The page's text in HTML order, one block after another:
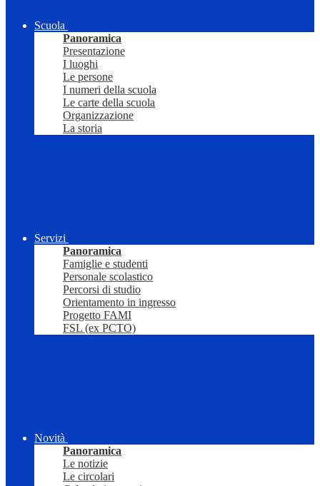
Scuola
Panoramica
Presentazione
I luoghi
Le persone
I numeri della scuola
Le carte della scuola
Organizzazione
La storia
Servizi
Panoramica
Famiglie e studenti
Personale scolastico
Percorsi di studio
Orientamento in ingresso
Progetto FAMI
FSL (ex PCTO)
Novità
Panoramica
Le notizie
Le circolari